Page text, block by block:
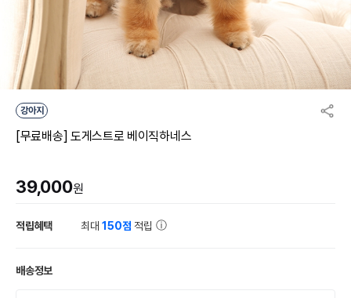
강아지
[무료배송] 도게스트로 베이직하네스
39,000원
적립혜택 최대150점 적립
배송정보